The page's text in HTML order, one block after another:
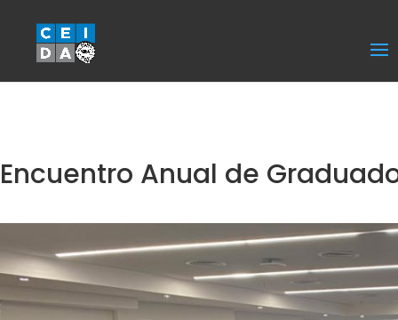
Select Page
Encuentro Anual de